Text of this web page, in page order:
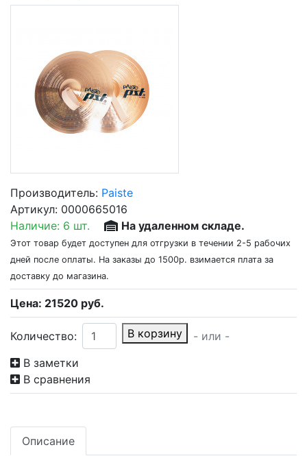
Производитель: Paiste
Артикул: 0000665016
Наличие: 6 шт. На удаленном складе.
Этот товар будет доступен для отгрузки в течении 2-5 рабочих
дней после оплаты. На заказы до 1500р. взимается плата за
доставку до магазина.
Цена: 21520 руб.
Количество: В корзину
- или -
В заметки
В сравнения
Описание